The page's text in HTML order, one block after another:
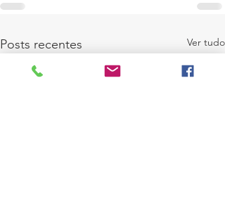
Posts recentes Ver tudo